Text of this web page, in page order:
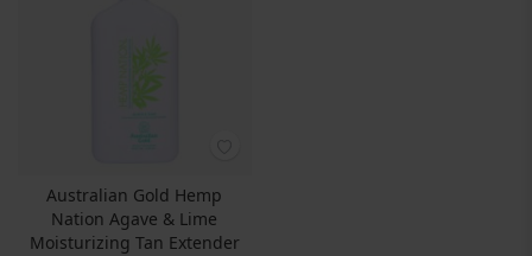
Australian Gold Hemp
Nation Agave & Lime
Moisturizing Tan Extender